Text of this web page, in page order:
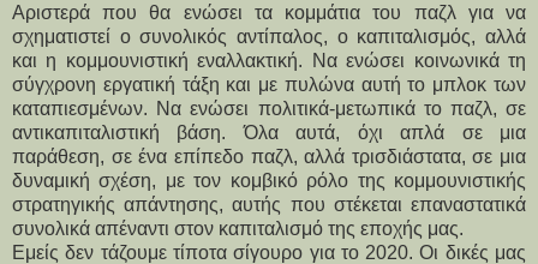
Αριστερά που θα ενώσει τα κομμάτια του παζλ για να
σχηματιστεί ο συνολικός αντίπαλος, ο καπιταλισμός, αλλά
και η κομμουνιστική εναλλακτική. Να ενώσει κοινωνικά τη
σύγχρονη εργατική τάξη και με πυλώνα αυτή το μπλοκ των
καταπιεσμένων. Να ενώσει πολιτικά-μετωπικά το παζλ, σε
αντικαπιταλιστική βάση. Όλα αυτά, όχι απλά σε μια
παράθεση, σε ένα επίπεδο παζλ, αλλά τρισδιάστατα, σε μια
δυναμική σχέση, με τον κομβικό ρόλο της κομμουνιστικής
στρατηγικής απάντησης, αυτής που στέκεται επαναστατικά
συνολικά απέναντι στον καπιταλισμό της εποχής μας.
Εμείς δεν τάζουμε τίποτα σίγουρο για το 2020. Οι δικές μας